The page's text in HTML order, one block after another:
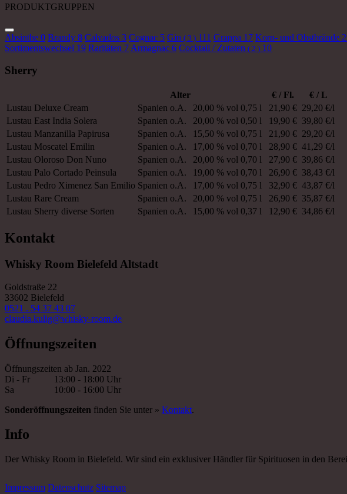
PRODUKTGRUPPEN
Absinthe 0 Brandy 8 Calvados 3 Cognac 5 Gin ( 3 ) 111 Grappa 17 Korn- und Obstbrände
Sortimentswechsel 19 Raritäten 7 Armagnac 6 Cocktail / Zutaten ( 2 ) 10
Sherry
Alter € / Fl.
€ / L
Lustau Deluxe Cream Spanien o.A. 20,00 % vol 0,75 l 21,90 € 29,20 €/l
Lustau East India Solera Spanien o.A. 20,00 % vol 0,50 l 19,90 € 39,80 €/l
Lustau Manzanilla Papirusa Spanien o.A. 15,50 % vol 0,75 l 21,90 € 29,20 €/l
Lustau Moscatel Emilin Spanien o.A. 17,00 % vol 0,70 l 28,90 € 41,29 €/l
Lustau Oloroso Don Nuno Spanien o.A. 20,00 % vol 0,70 l 27,90 € 39,86 €/l
Lustau Palo Cortado Peinsula Spanien o.A. 19,00 % vol 0,70 l 26,90 € 38,43 €/l
Lustau Pedro Ximenez San Emilio Spanien o.A. 17,00 % vol 0,75 l 32,90 € 43,87 €/l
Lustau Rare Cream Spanien o.A. 20,00 % vol 0,75 l 26,90 € 35,87 €/l
Lustau Sherry diverse Sorten Spanien o.A. 15,00 % vol 0,37 l 12,90 € 34,86 €/l
Kontakt
Whisky Room Bielefeld Altstadt
Goldstraße 22
33602 Bielefeld
0521 . 54 37 43 07
claudia.kulig@whisky-room.de
Öffnungszeiten
Öffnungszeiten ab Jan. 2022
Di - Fr
13:00 - 18:00 Uhr
Sa
10:00 - 16:00 Uhr
Sonderöffnungszeiten finden Sie unter » Kontakt.
Info
Der Whisky Room in Bielefeld. Wir sind ein exklusiver Händler für Spirituosen in den
Impressum Datenschutz Sitemap